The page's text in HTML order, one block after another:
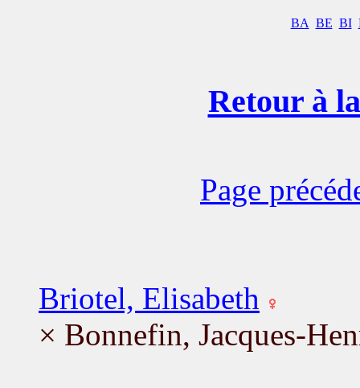
BA BE BI
Retour à
Page
Briotel, Elisabeth
× Bonnefin, Jacques-